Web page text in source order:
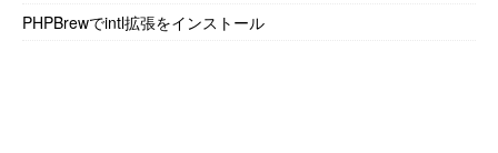
PHPBrewでintl拡張をインストール